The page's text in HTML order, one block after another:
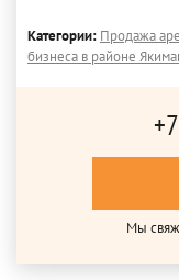
Категории: Продажа
бизнеса в районе
Мы